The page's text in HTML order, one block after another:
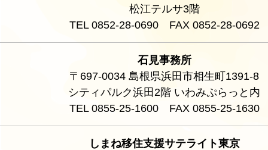
松江テルサ3階
TEL 0852-28-0690 FAX 0852-28-0692
石見事務所
〒697-0034 島根県浜田市相生町1391-8
シティパルク浜田2階 いわみぷらっと内
TEL 0855-25-1600 FAX 0855-25-1630
しまね移住支援サテライト東京